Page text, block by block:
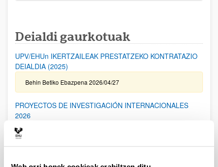
Deialdi gaurkotuak
UPV/EHUn IKERTZAILEAK PRESTATZEKO KONTRATAZIO
DEIALDIA (2025)
Behin Betiko Ebazpena 2026/04/27
PROYECTOS DE INVESTIGACIÓN INTERNACIONALES
2026